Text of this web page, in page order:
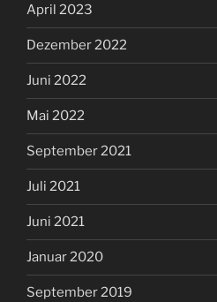
April 2023
Dezember 2022
Juni 2022
Mai 2022
September 2021
Juli 2021
Juni 2021
Januar 2020
September 2019